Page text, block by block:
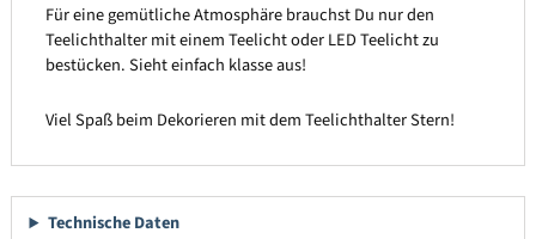
Für eine gemütliche Atmosphäre brauchst Du nur den
Teelichthalter mit einem Teelicht oder LED Teelicht zu
bestücken. Sieht einfach klasse aus!
Viel Spaß beim Dekorieren mit dem Teelichthalter Stern!
Technische Daten